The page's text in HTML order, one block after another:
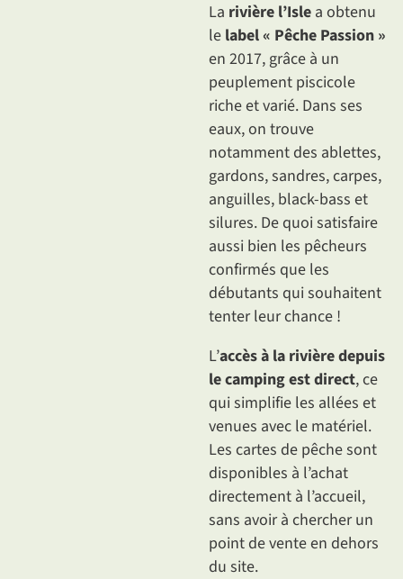
La rivière l’Isle a obtenu
le label « Pêche Passion »
en 2017, grâce à un
peuplement piscicole
riche et varié. Dans ses
eaux, on trouve
notamment des ablettes,
gardons, sandres, carpes,
anguilles, black-bass et
silures. De quoi satisfaire
aussi bien les pêcheurs
confirmés que les
débutants qui souhaitent
tenter leur chance !
L’accès à la rivière depuis
le camping est direct, ce
qui simplifie les allées et
venues avec le matériel.
Les cartes de pêche sont
disponibles à l’achat
directement à l’accueil,
sans avoir à chercher un
point de vente en dehors
du site.